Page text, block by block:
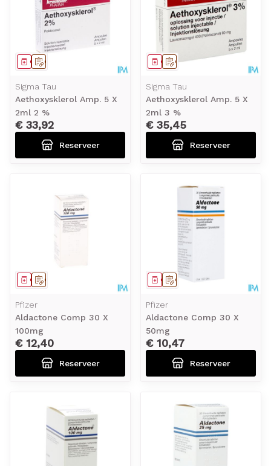
Op voorschrift
Geneesmiddel
Sigma Tau
Aethoxysklerol Amp. 5 X
2ml 2 %
€ 33,92
Reserveer
Op voorschrift
Geneesmiddel
Sigma Tau
Aethoxysklerol Amp. 5 X
2ml 3 %
€ 35,45
Reserveer
Op voorschrift
Geneesmiddel
Pfizer
Aldactone Comp 30 X
100mg
€ 12,40
Reserveer
Op voorschrift
Geneesmiddel
Pfizer
Aldactone Comp 30 X
50mg
€ 10,47
Reserveer